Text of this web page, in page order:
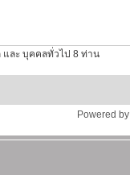
และ บุคคลทั่วไป 8 ท่าน
Powered by